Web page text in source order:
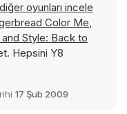
oyunları incele
Color Me,
Style: Back to
Hepsini Y8
17 Şub 2009